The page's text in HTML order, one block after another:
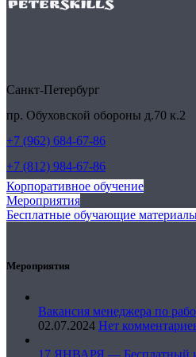
Санкт-Петербург
пр. Обуховской обороны д.70 к.2
+7 (962) 684-67-86
+7 (812) 984-67-86
Корпоративное обучение
Мероприятия
Бесплатные обучающие
Мероприятия
Вакансия менеджера по
02.07.2024 Нет